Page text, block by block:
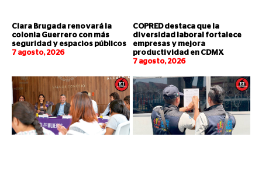
Clara Brugada renovará la
colonia Guerrero con más
seguridad y espacios públicos
7 agosto, 2026
COPRED destaca que la
diversidad laboral fortalece
empresas y mejora
productividad en CDMX
7 agosto, 2026